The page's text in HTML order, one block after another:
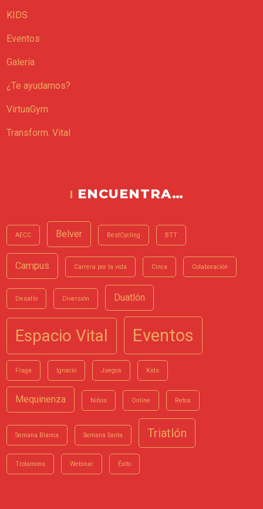
KIDS
Eventos
Galería
¿Te ayudamos?
VirtuaGym
Transform. Vital
ENCUENTRA…
AECC Belver BestCycling BTT
Campus Carrera por la vida Cinca Colaboración
Desafío Diversión Duatlón
Espacio Vital Eventos
Fraga Ignacio Juegos Kids
Mequinenza Niños Online Retos
Semana Blanca Semana Santa Triatlón
Trotamons Webinar Éxito